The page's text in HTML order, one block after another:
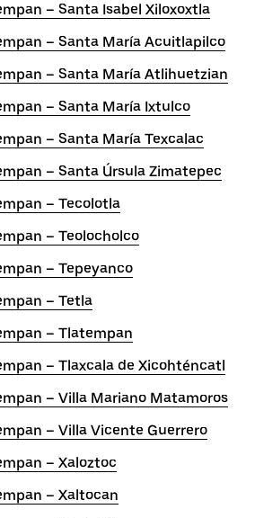
– Santa Isabel Xiloxoxtla
– Santa María Acuitlapilco
– Santa María Atlihuetzian
– Santa María Ixtulco
– Santa María Texcalac
– Santa Úrsula Zimatepec
– Tecolotla
– Teolocholco
– Tepeyanco
– Tetla
– Tlatempan
– Tlaxcala de Xicohténcatl
– Villa Mariano Matamoros
– Villa Vicente Guerrero
– Xaloztoc
– Xaltocan